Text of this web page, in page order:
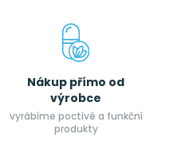
Nákup přímo od
výrobce
vyrábíme poctívé a funkční
produkty